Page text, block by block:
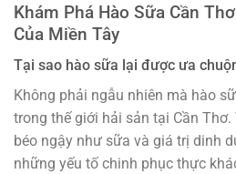
Khám Phá Hào Sữa Cần
Của Miền Tây
Tại sao hào sữa lại được ưa
Không phải ngẫu nhiên mà hào
trong thế giới hải sản tại Cần
béo ngậy như sữa và giá trị dinh
những yếu tố chinh phục thực